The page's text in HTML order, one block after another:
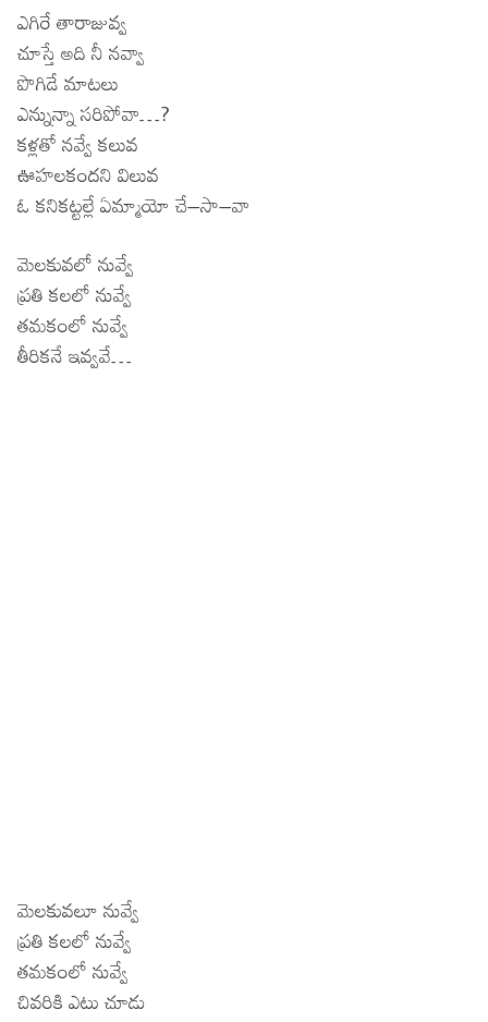
ఎగిరే తారాజువ్వ
చూస్తే అది నీ నవ్వా
పొగిడే మాటలు
ఎన్నున్నా సరిపోవా…?
కళ్లతో నవ్వే కలువ
ఊహలకందని విలువ
ఓ కనికట్టల్లే ఏమ్మాయో చే–సా–వా
మెలకువలో నువ్వే
ప్రతి కలలో నువ్వే
తమకంలో నువ్వే
తీరికనే ఇవ్వవే…
మెలకువలూ నువ్వే
ప్రతి కలలో నువ్వే
తమకంలో నువ్వే
చివరికి ఎటు చూడు